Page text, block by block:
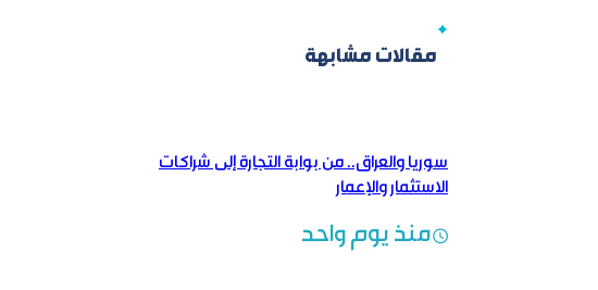
مقالات مشابهة
سوريا والعراق.. من بوابة التجارة إلى شراكات
الاستثمار والإعمار
منذ يوم واحد